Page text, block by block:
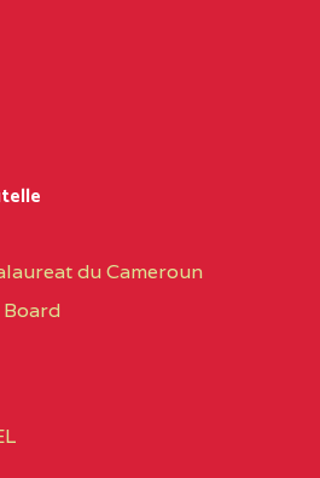
COLLEGE PRIVE LAIC
SAINT MICHEL
du Cameroun
Board